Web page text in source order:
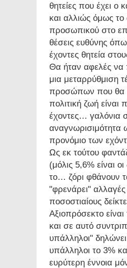
θητείες που έχει ο
και αλλιώς όμως
προσωπικού στο
θέσεις ευθύνης
έχοντες θητεία
Θα ήταν αφελές να
μια μεταρρύθμιση
προσώπων που θα
πολιτική ζωή
έχοντες… γαλόνια
αναγνωρισιμότητα
προνόμιο των
Ως εκ τούτου
(μόλις 5,6% είναι
το… ζόρι φθάνουν
"φρενάρει"
ποσοστιαίους
Αξιοπρόσεκτο
και σε αυτό
υπάλληλοι"
υπάλληλοι το 3%
ευρύτερη έννοια